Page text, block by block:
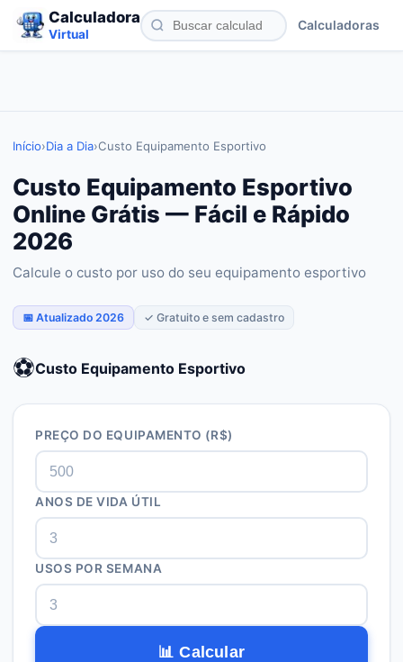
Calculadora
Virtual
Calculadoras
Início›Dia a Dia›Custo Equipamento Esportivo
Custo Equipamento Esportivo
Online Grátis — Fácil e Rápido
2026
Calcule o custo por uso do seu equipamento esportivo
📅 Atualizado 2026 ✓ Gratuito e sem cadastro
⚽Custo Equipamento Esportivo
PREÇO DO EQUIPAMENTO (R$)
ANOS DE VIDA ÚTIL
USOS POR SEMANA
📊 Calcular